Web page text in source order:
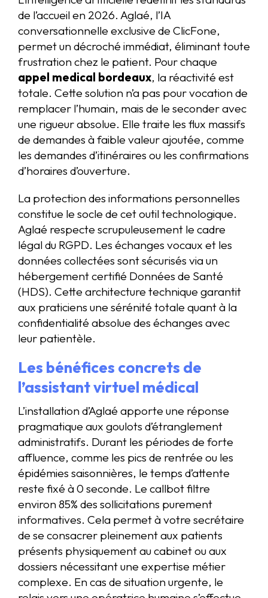
de l’accueil en 2026. Aglaé, l’IA
conversationnelle exclusive de ClicFone,
permet un décroché immédiat, éliminant toute
frustration chez le patient. Pour chaque
appel medical bordeaux, la réactivité est
totale. Cette solution n’a pas pour vocation de
remplacer l’humain, mais de le seconder avec
une rigueur absolue. Elle traite les flux massifs
de demandes à faible valeur ajoutée, comme
les demandes d’itinéraires ou les confirmations
d’horaires d’ouverture.
La protection des informations personnelles
constitue le socle de cet outil technologique.
Aglaé respecte scrupuleusement le cadre
légal du RGPD. Les échanges vocaux et les
données collectées sont sécurisés via un
hébergement certifié Données de Santé
(HDS). Cette architecture technique garantit
aux praticiens une sérénité totale quant à la
confidentialité absolue des échanges avec
leur patientèle.
Les bénéfices concrets de
l’assistant virtuel médical
L’installation d’Aglaé apporte une réponse
pragmatique aux goulots d’étranglement
administratifs. Durant les périodes de forte
affluence, comme les pics de rentrée ou les
épidémies saisonnières, le temps d’attente
reste fixé à 0 seconde. Le callbot filtre
environ 85% des sollicitations purement
informatives. Cela permet à votre secrétaire
de se consacrer pleinement aux patients
présents physiquement au cabinet ou aux
dossiers nécessitant une expertise métier
complexe. En cas de situation urgente, le